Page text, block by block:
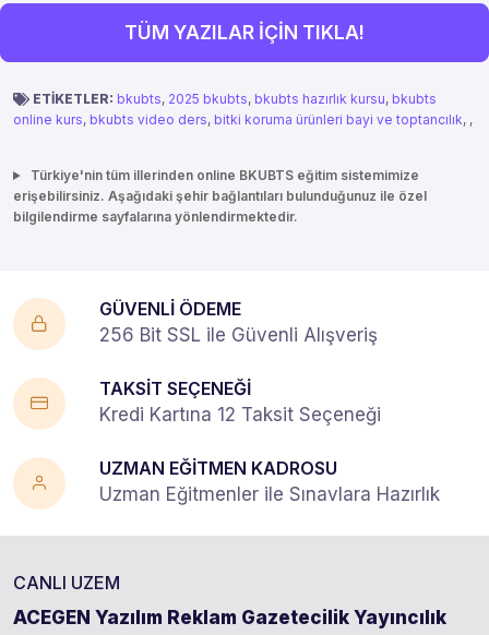
TÜM YAZILAR İÇİN TIKLA!
ETİKETLER: bkubts, 2025 bkubts, bkubts hazırlık kursu, bkubts
online kurs, bkubts video ders, bitki koruma ürünleri bayi ve toptancılık, ,
Türkiye'nin tüm illerinden online BKUBTS eğitim sistemimize
erişebilirsiniz. Aşağıdaki şehir bağlantıları bulunduğunuz ile özel
bilgilendirme sayfalarına yönlendirmektedir.
GÜVENLİ ÖDEME
256 Bit SSL ile Güvenli Alışveriş
TAKSİT SEÇENEĞİ
Kredi Kartına 12 Taksit Seçeneği
UZMAN EĞİTMEN KADROSU
Uzman Eğitmenler ile Sınavlara Hazırlık
CANLI UZEM
ACEGEN Yazılım Reklam Gazetecilik Yayıncılık